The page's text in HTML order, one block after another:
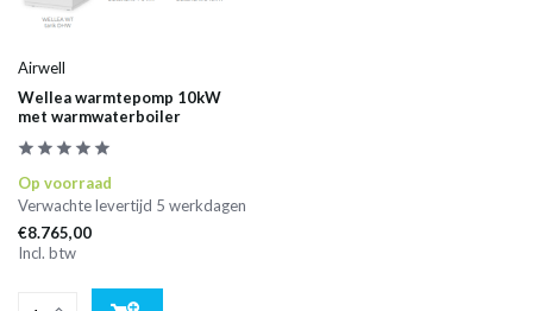
Airwell
Wellea warmtepomp 10kW
met warmwaterboiler
Op voorraad
Verwachte levertijd 5 werkdagen
€8.765,00
Incl. btw